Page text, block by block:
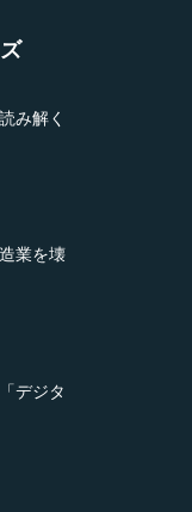
み解く
業を壊
デジタ